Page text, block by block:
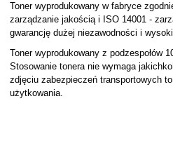
Toner wyprodukowany w fabryce
zarządzanie jakością i ISO 14001 -
gwarancję dużej niezawodności i
Toner wyprodukowany z podzespołów
Stosowanie tonera nie wymaga
zdjęciu zabezpieczeń transportowych
użytkowania.